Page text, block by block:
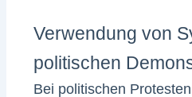
Verwendung von
politischen
Bei politischen